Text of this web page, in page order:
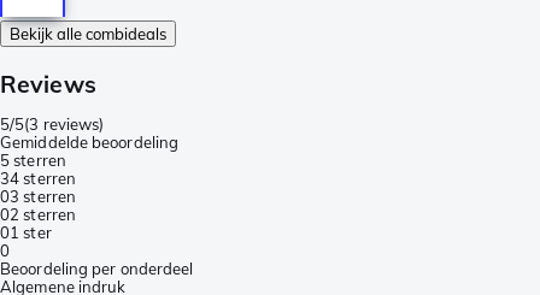
Bekijk alle combideals
Reviews
5/5(3 reviews)
Gemiddelde beoordeling
5 sterren
34 sterren
03 sterren
02 sterren
01 ster
0
Beoordeling per onderdeel
Algemene indruk